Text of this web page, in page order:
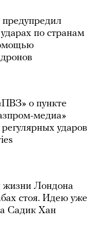
по странам
о пункте
медиа»
ударов
жизни Лондона
стоя. Идею уже
Садик Хан